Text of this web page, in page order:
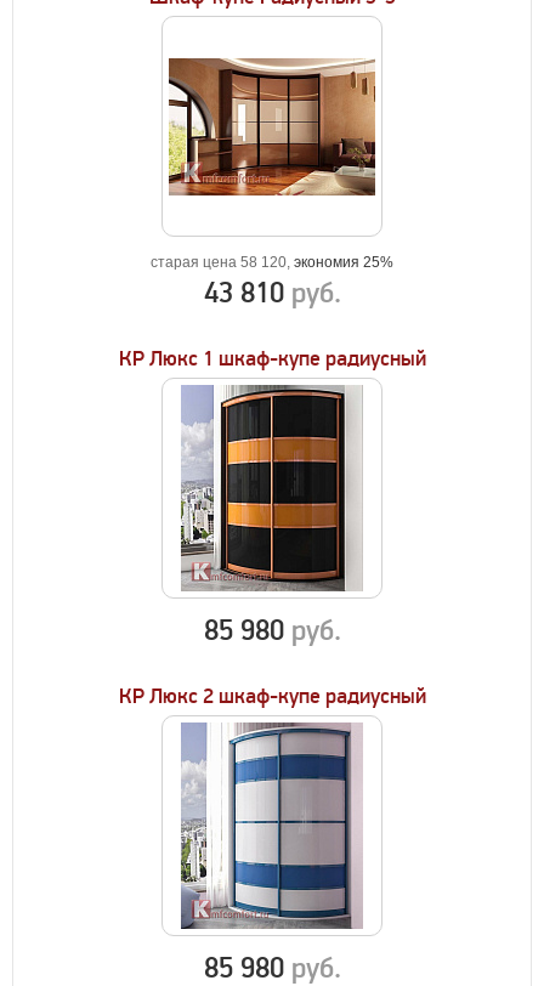
старая цена 58 120, экономия 25%
43 810 руб.
КР Люкс 1 шкаф-купе радиусный
85 980 руб.
КР Люкс 2 шкаф-купе радиусный
85 980 руб.